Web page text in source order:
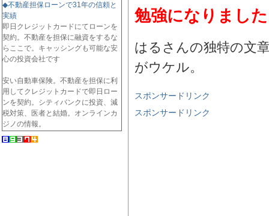
勉強になりまし
はるさんの独特の文
がウケル。
スポンサードリンク
スポンサードリンク
◆不動産担保ローンで31年の信頼と
実績
即日クレジットカードにてローンを
契約。不動産を担保に融資をするな
らここで。キャッシングも可能な安
心の投資会社です
安い自動車保険。不動産を担保に利
用してクレジットカードで即日ロー
ンを契約。シティバンクに投資、減
税対策、医者と結婚。オンラインカ
ジノの情報。